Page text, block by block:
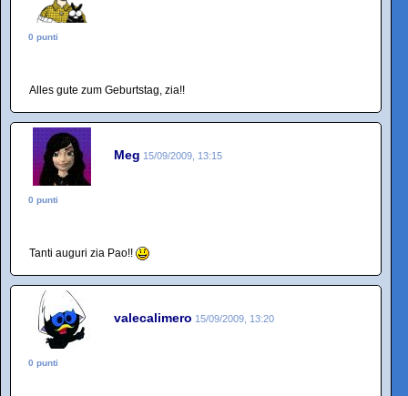
0 punti
Alles gute zum Geburtstag, zia!!
Meg 15/09/2009, 13:15
0 punti
Tanti auguri zia Pao!!
valecalimero 15/09/2009, 13:20
0 punti